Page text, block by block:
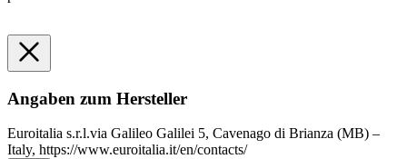
Angaben zum Hersteller
Euroitalia s.r.l.via Galileo Galilei 5, Cavenago di Brianza (MB) –
Italy, https://www.euroitalia.it/en/contacts/